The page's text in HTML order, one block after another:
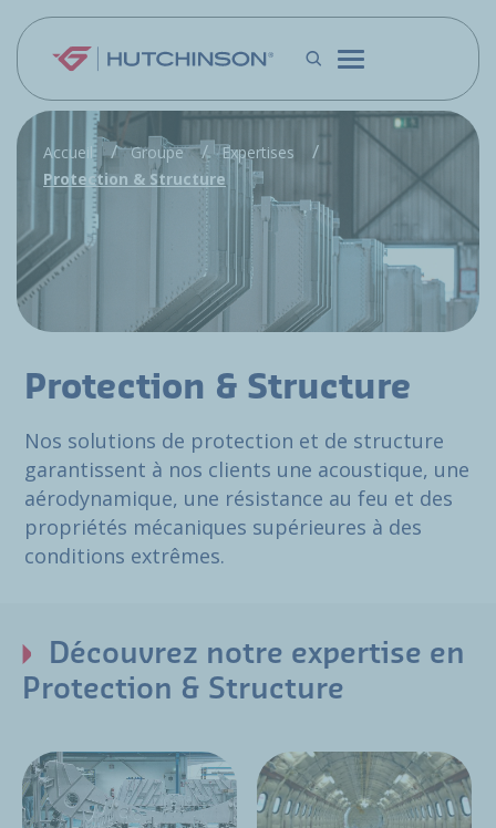
Aller au contenu principal
Accueil Groupe
Expertises
Protection & Structure
Protection & Structure
Nos solutions de protection et de structure
garantissent à nos clients une acoustique, une
aérodynamique, une résistance au feu et des
propriétés mécaniques supérieures à des
conditions extrêmes.
Découvrez notre expertise en
Protection & Structure